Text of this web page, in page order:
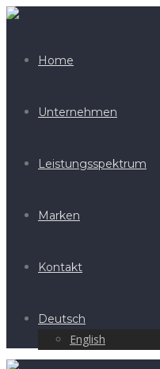
Home
Unternehmen
Leistungsspektrum
Marken
Kontakt
Deutsch
English